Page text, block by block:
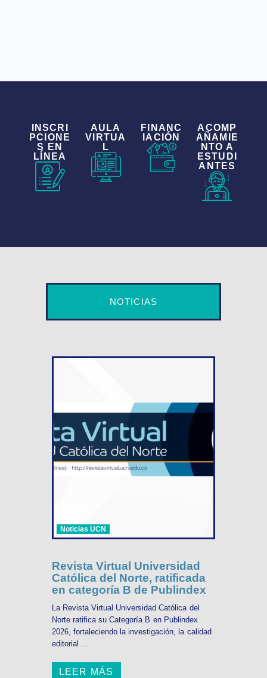
INSCRI
PCIONE
S EN
LÍNEA
AULA
VIRTUA
L
FINANC
IACIÓN
ACOMP
AÑAMIE
NTO A
ESTUDI
ANTES
NOTICIAS
Noticias UCN
Revista Virtual Universidad
Católica del Norte, ratificada
en categoría B de Publindex
La Revista Virtual Universidad Católica del
Norte ratifica su Categoría B en Publindex
2026, fortaleciendo la investigación, la calidad
editorial ...
LEER MÁS